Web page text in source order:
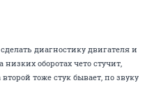
диагностику двигателя и
низких оборотах чето стучит,
тоже стук бывает, по звуку